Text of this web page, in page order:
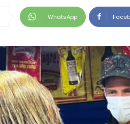
WhatsApp